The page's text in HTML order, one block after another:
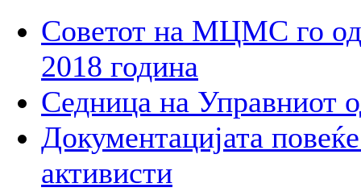
Советот на МЦМС го
2018 година
Седница на
Документацијата
активисти